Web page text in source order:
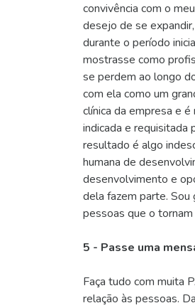
convivência com o
desejo de se
durante o período
mostrasse como
se perdem ao longo
com ela como um
clínica da empresa e
indicada e requisitada
resultado é algo
humana de
desenvolvimento e
dela fazem parte. Sou
pessoas que o
5 - Passe uma
Faça tudo com muita
relação às pessoas.